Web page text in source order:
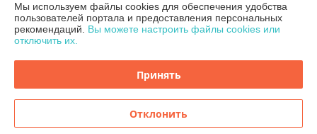
Полная версия сайта
Политика обработки cookies
Сайт создан на платформе Deal.by
Мы используем файлы cookies для обеспечения удобства
пользователей портала и предоставления персональных
рекомендаций. Вы можете настроить файлы cookies или
отключить их.
Принять
Отклонить